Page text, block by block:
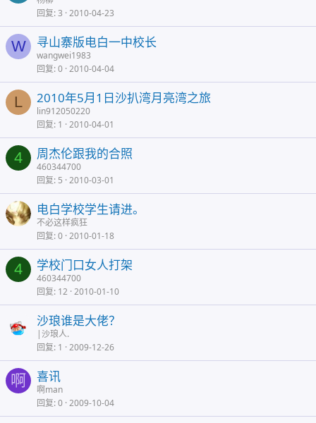
回复 3 2010-04-23
W 寻山寨版电白一中校长
wangwei1983
回复 0 2010-04-04
L 2010年5月1日沙扒湾月亮湾之旅
lin912050220
回复 1 2010-04-01
4 周杰伦跟我的合照
460344700
回复 5 2010-03-01
电白学校学生请进。
不必这样疯狂
回复 0 2010-01-18
4 学校门口女人打架
460344700
回复 12 2010-01-10
沙琅谁是大佬？
|沙琅人.
回复 1 2009-12-26
啊 喜讯
啊man
回复 0 2009-10-04